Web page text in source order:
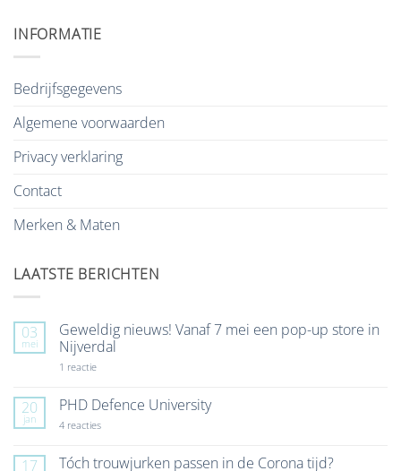
INFORMATIE
Bedrijfsgegevens
Algemene voorwaarden
Privacy verklaring
Contact
Merken & Maten
LAATSTE BERICHTEN
03
mei
Geweldig nieuws! Vanaf 7 mei een pop-up store in
Nijverdal
1 reactieop
Vanaf
7
mei
up
20
jan
PHD Defence University
4 reactiesop
University
17 Tóch trouwjurken passen in de Corona tijd?